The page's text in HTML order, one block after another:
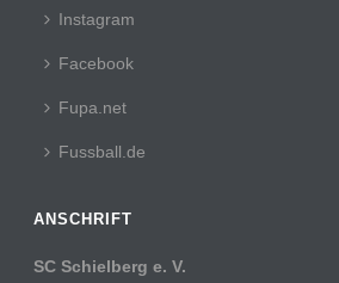
Instagram
Facebook
Fupa.net
Fussball.de
ANSCHRIFT
SC Schielberg e. V.